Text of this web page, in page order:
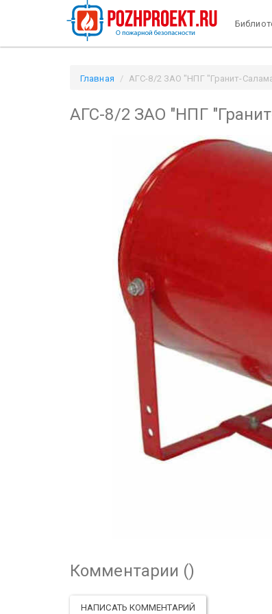
Главная АГС-8/2 ЗАО "НПГ "Гранит-
АГС-8/2 ЗАО "НПГ
Комментарии ()
НАПИСАТЬ КОММЕНТАРИЙ